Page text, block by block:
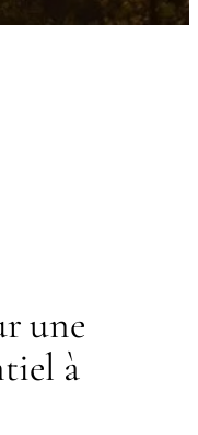
une
à